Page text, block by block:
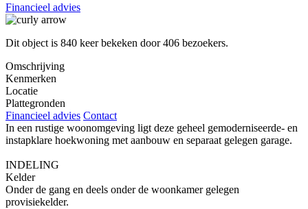
Financieel advies
Dit object is 840 keer bekeken door406 bezoekers.
Omschrijving
Kenmerken
Locatie
Plattegronden
Financieel advies Contact
In een rustige woonomgeving ligt deze geheel gemoderniseerde- en
instapklare hoekwoning met aanbouw en separaat gelegen garage.
INDELING
Kelder
Onder de gang en deels onder de woonkamer gelegen
provisiekelder.